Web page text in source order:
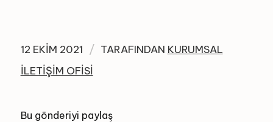
12 EKIM 2021 / TARAFINDAN KURUMSAL
İLETIŞIM OFISI
Bu gönderiyi paylaş